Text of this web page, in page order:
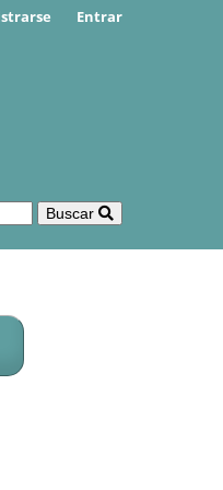
Buscar
Entrar